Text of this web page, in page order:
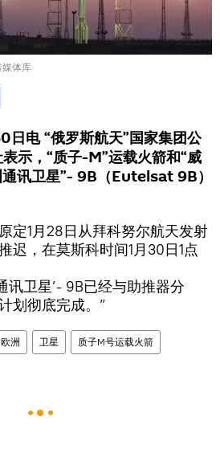
媒体库
日电 “俄罗斯航天”国家集团公
示，“质子-M”运载火箭和“威
讯卫星”- 9B（Eutelsat 9B）
定1月28日从拜科努尔航天发射
迟，在莫斯科时间1月30日1点
讯卫星’- 9B已经与助推器分
划彻底完成。”
欧洲 卫星 质子M号运载火箭